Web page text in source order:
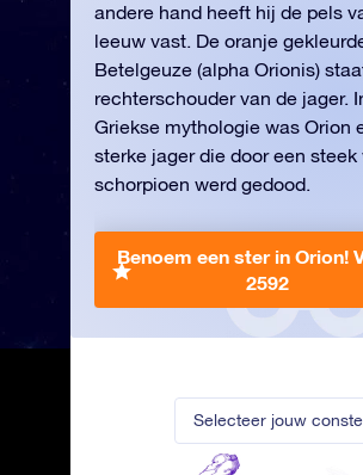
Selecteer jouw
andere hand heeft hij de pels
leeuw vast. De oranje
Betelgeuze (alpha Orionis)
rechterschouder van de jager.
Griekse mythologie was Orion
sterke jager die door een steek
schorpioen werd gedood.
Benoem een ster in Orion!
2592